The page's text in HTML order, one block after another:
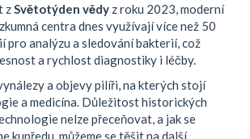
zSvětotýden vědy z roku 2023, moderní
centra dnes využívají více než 50
pro analýzu a sledování bakterií, což
a rychlost diagnostiky i léčby.
a objevy pilíři, na kterých stojí
a medicína. Důležitost historických
nelze přeceňovat, a jak se
kupředu, můžeme se těšit na další